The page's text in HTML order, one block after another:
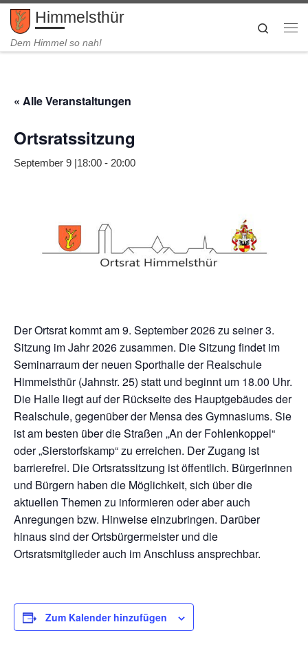
Zum Inhalt springen
Himmelsthür
Dem Himmel so nah!
Search
« Alle Veranstaltungen
Ortsratssitzung
September 9 |18:00 - 20:00
Der Ortsrat kommt am 9. September 2026 zu seiner 3.
Sitzung im Jahr 2026 zusammen. Die Sitzung findet im
Seminarraum der neuen Sporthalle der Realschule
Himmelsthür (Jahnstr. 25) statt und beginnt um 18.00 Uhr.
Die Halle liegt auf der Rückseite des Hauptgebäudes der
Realschule, gegenüber der Mensa des Gymnasiums. Sie
ist am besten über die Straßen „An der Fohlenkoppel“
oder „Sierstorfskamp“ zu erreichen. Der Zugang ist
barrierefrei. Die Ortsratssitzung ist öffentlich. Bürgerinnen
und Bürgern haben die Möglichkeit, sich über die
aktuellen Themen zu informieren oder aber auch
Anregungen bzw. Hinweise einzubringen. Darüber
hinaus sind der Ortsbürgermeister und die
Ortsratsmitglieder auch im Anschluss ansprechbar.
Zum Kalender hinzufügen